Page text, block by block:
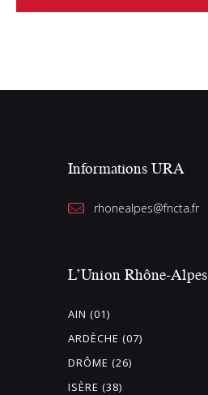
Informations URA
rhonealpes@fncta.fr
L’Union Rhône-Alpes
AIN (01)
ARDÈCHE (07)
DRÔME (26)
ISÈRE (38)